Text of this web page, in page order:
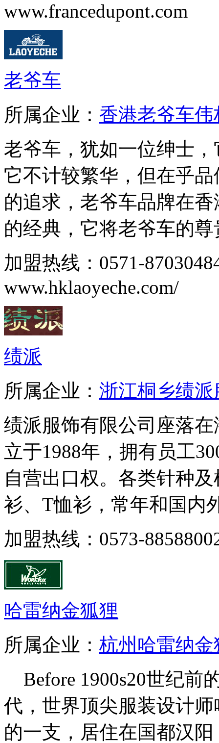
www.francedupont.com
老爷车
所属企业： 香港老爷车
老爷车，犹如一位绅士
它不计较繁华，但在乎
的追求，老爷车品牌在
的经典，它将老爷车的
加盟热线：0571-
www.hklaoyeche.com/
绩派
所属企业： 浙江桐乡绩
绩派服饰有限公司座落
立于1988年，拥有员工
自营出口权。各类针种
衫、T恤衫，常年和国内
加盟热线：0573-
哈雷纳金狐狸
所属企业： 杭州哈雷纳
Before 1900s20世纪前
代，世界顶尖服装设计
的一支，居住在国都汉